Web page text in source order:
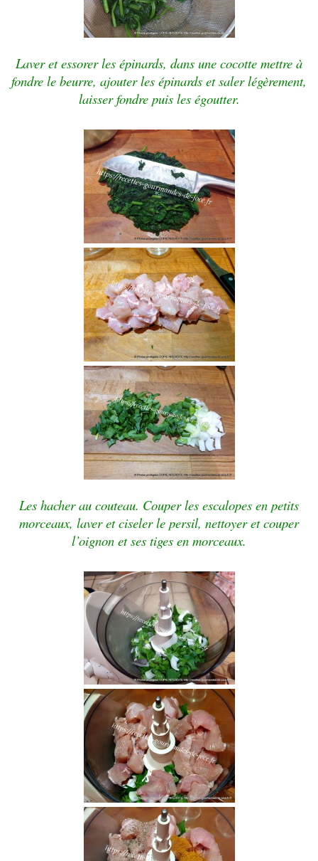
Laver et essorer les épinards, dans une cocotte mettre à
fondre le beurre, ajouter les épinards et saler légèrement,
laisser fondre puis les égoutter.
Les hacher au couteau. Couper les escalopes en petits
morceaux, laver et ciseler le persil, nettoyer et couper
l’oignon et ses tiges en morceaux.